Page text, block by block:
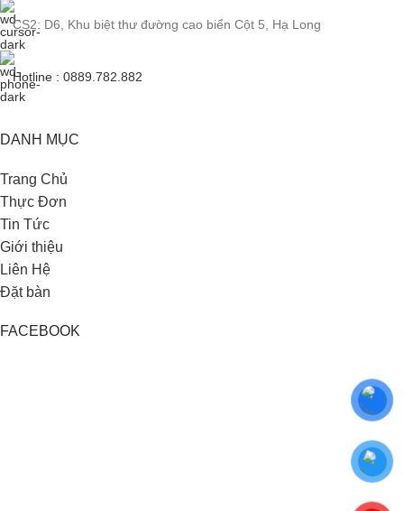
CS2: D6, Khu biệt thư đường cao biển Cột 5, Hạ Long
Hotline : 0889.782.882
DANH MỤC
Trang Chủ
Thực Đơn
Tin Tức
Giới thiệu
Liên Hệ
Đặt bàn
FACEBOOK